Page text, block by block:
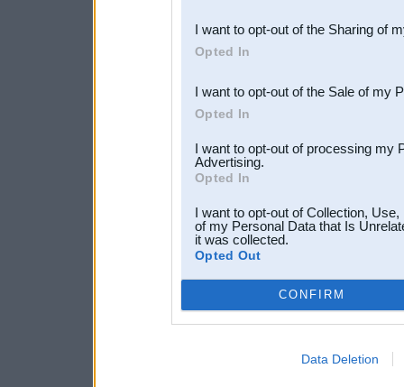
Downstream Participants
third parties.
I want to opt-out of the Sharing of
Opted In
I want to opt-out of the Sale of my
Opted In
I want to opt-out of processing my
Advertising.
Opted In
I want to opt-out of Collection,
of my Personal Data that Is
it was collected.
Opted Out
CONFIRM
Data Deletion